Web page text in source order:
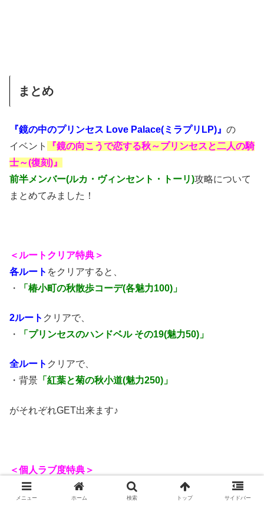
まとめ
『鏡の中のプリンセス Love Palace(ミラプリLP)』 の
イベント
『鏡の向こうで恋する秋～プリンセスと二人の騎
士～(復刻)』
前半メンバー(ルカ・ヴィンセント・トーリ)攻略について
まとめてみました！
＜ルートクリア特典＞
各ルート をクリアすると、
・
「椿小町の秋散歩コーデ(各魅力100)」
2ルート クリアで、
・
「プリンセスのハンドベル その19(魅力50)」
全ルート クリアで、
・背景 「紅葉と菊の秋小道(魅力250)」
がそれぞれGET出来ます♪
＜個人ラブ度特典＞
個人ラブ度60,000
・ 「たおやかなオレンジメイク(魅力150)」
メニュー ホーム 検索 トップ サイドバー